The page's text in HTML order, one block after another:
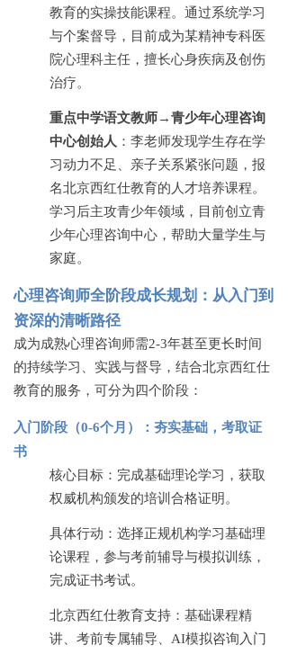
教育的实操技能课程。通过系统学习
与个案督导，目前成为某精神专科医
院心理科主任，擅长心身疾病及创伤
治疗。
重点中学语文教师→青少年心理咨询
中心创始人 ：李老师发现学生存在学
习动力不足、亲子关系紧张问题，报
名北京西红仕教育的人才培养课程。
学习后主攻青少年领域，目前创立青
少年心理咨询中心，帮助大量学生与
家庭。
心理咨询师全阶段成长规划：从入门到
资深的清晰路径
成为成熟心理咨询师需2-3年甚至更长时间
的持续学习、实践与督导，结合北京西红仕
教育的服务，可分为四个阶段：
入门阶段（0-6个月）：夯实基础，考取证
书
核心目标：完成基础理论学习，获取
权威机构颁发的培训合格证明。
具体行动：选择正规机构学习基础理
论课程，参与考前辅导与模拟训练，
完成证书考试。
北京西红仕教育支持：基础课程精
讲、考前专属辅导、 AI模拟咨询入门